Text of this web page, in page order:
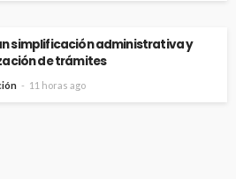
simplificación administrativa y
de trámites
11 horas ago